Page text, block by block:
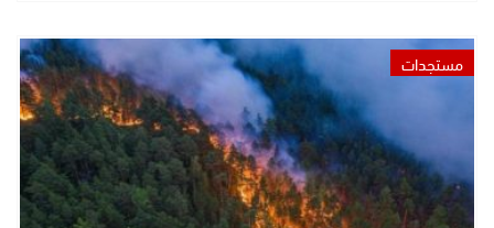
مستجدات